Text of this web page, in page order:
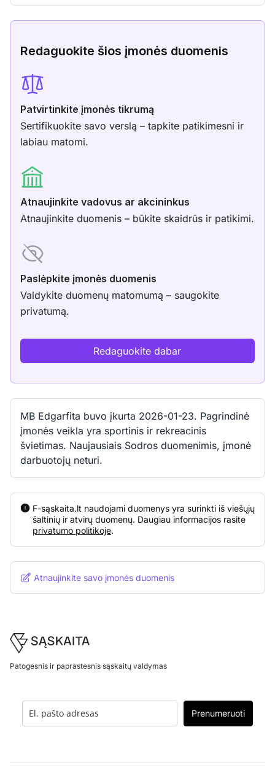
Redaguokite šios įmonės duomenis
Patvirtinkite įmonės tikrumą
Sertifikuokite savo verslą – tapkite patikimesni ir
labiau matomi.
Atnaujinkite vadovus ar akcininkus
Atnaujinkite duomenis – būkite skaidrūs ir patikimi.
Paslėpkite įmonės duomenis
Valdykite duomenų matomumą – saugokite
privatumą.
Redaguokite dabar
MB Edgarfita buvo įkurta 2026-01-23. Pagrindinė
įmonės veikla yra sportinis ir rekreacinis
švietimas. Naujausiais Sodros duomenimis, įmonė
darbuotojų neturi.
F-sąskaita.lt naudojami duomenys yra surinkti iš viešųjų
šaltinių ir atvirų duomenų. Daugiau informacijos rasite
privatumo politikoje.
Atnaujinkite savo įmonės duomenis
Footer
Patogesnis ir paprastesnis sąskaitų valdymas
Prenumeruoti